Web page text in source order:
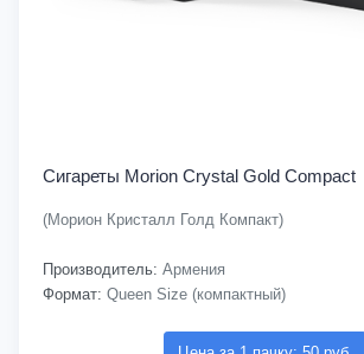
Сигареты Morion Crystal Gold Compact
(Морион Кристалл Голд Компакт)
Производитель: Армения
Формат: Queen Size (компактный)